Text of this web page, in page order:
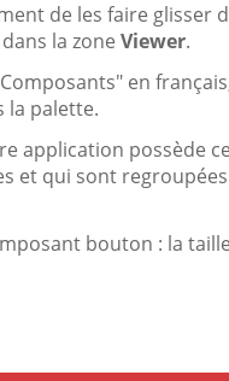
de les faire glisser
la zone Viewer.
en
la palette.
application possède
et qui sont
bouton : la